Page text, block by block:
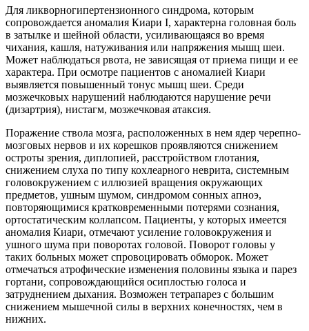
Для ликворногипертензионного синдрома, которым
сопровождается аномалия Киари I, характерна головная боль
в затылке и шейной области, усиливающаяся во время
чихания, кашля, натуживания или напряжения мышц шеи.
Может наблюдаться рвота, не зависящая от приема пищи и ее
характера. При осмотре пациентов с аномалией Киари
выявляется повышенный тонус мышц шеи. Среди
мозжечковых нарушений наблюдаются нарушение речи
(дизартрия), нистагм, мозжечковая атаксия.
Поражение ствола мозга, расположенных в нем ядер черепно-
мозговых нервов и их корешков проявляются снижением
остроты зрения, диплопией, расстройством глотания,
снижением слуха по типу кохлеарного неврита, системным
головокружением с иллюзией вращения окружающих
предметов, ушным шумом, синдромом сонных апноэ,
повторяющимися кратковременными потерями сознания,
ортостатическим коллапсом. Пациенты, у которых имеется
аномалия Киари, отмечают усиление головокружения и
ушного шума при поворотах головой. Поворот головы у
таких больных может спровоцировать обморок. Может
отмечаться атрофические изменения половины языка и парез
гортани, сопровождающийся осиплостью голоса и
затруднением дыхания. Возможен тетрапарез с большим
снижением мышечной силы в верхних конечностях, чем в
нижних.